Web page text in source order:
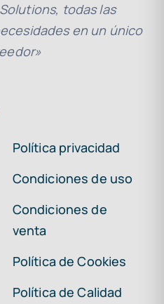
todas las
en un único
Política privacidad
Condiciones de uso
Condiciones de
venta
Política de Cookies
Política de Calidad